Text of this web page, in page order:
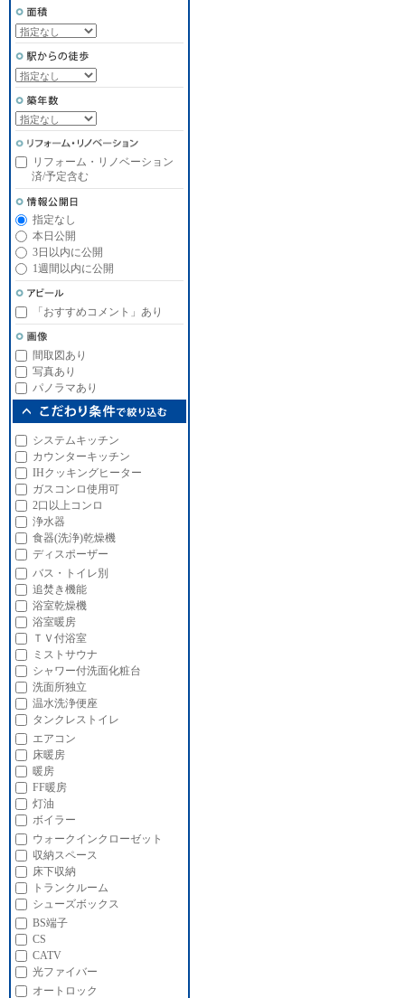
リフォーム・リノベーション
済/予定含む
指定なし
本日公開
3日以内に公開
1週間以内に公開
「おすすめコメント」あり
間取図あり
写真あり
パノラマあり
システムキッチン
カウンターキッチン
IHクッキングヒーター
ガスコンロ使用可
2口以上コンロ
浄水器
食器(洗浄)乾燥機
ディスポーザー
バス・トイレ別
追焚き機能
浴室乾燥機
浴室暖房
ＴＶ付浴室
ミストサウナ
シャワー付洗面化粧台
洗面所独立
温水洗浄便座
タンクレストイレ
エアコン
床暖房
暖房
FF暖房
灯油
ボイラー
ウォークインクローゼット
収納スペース
床下収納
トランクルーム
シューズボックス
BS端子
CS
CATV
光ファイバー
オートロック